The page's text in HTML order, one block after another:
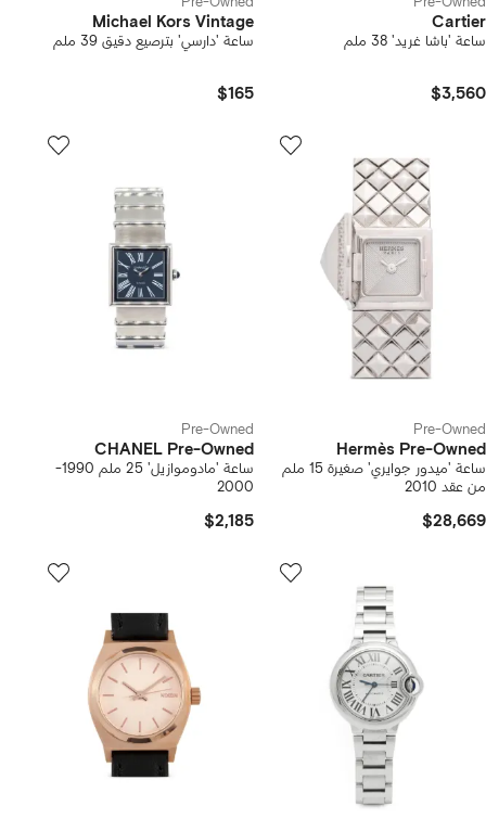
Cartier
ساعة 'باشا غريد' 38 ملم
$3,560
Michael Kors Vintage
ساعة 'دارسي' بترصيع دقيق 39 ملم
$165
Pre-Owned
Hermès Pre-Owned
ساعة 'ميدور جوايري' صغيرة 15 ملم
من عقد 2010
$28,669
Pre-Owned
CHANEL Pre-Owned
ساعة 'مادوموازيل' 25 ملم 1990-
2000
$2,185